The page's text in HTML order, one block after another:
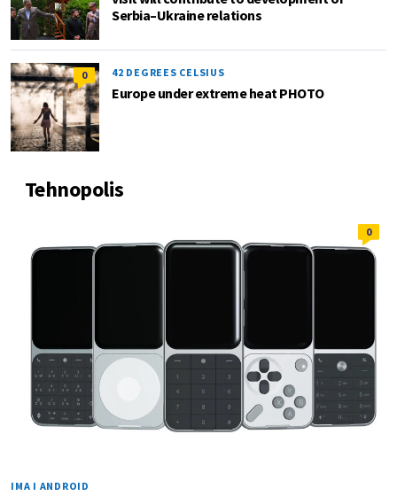
Serbia–Ukraine relations
0 42 DEGREES CELSIUS
Europe under extreme heat PHOTO
Tehnopolis
0
IMA I ANDROID